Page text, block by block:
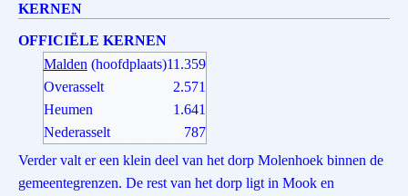
KERNEN
OFFICIËLE KERNEN
Malden (hoofdplaats)11.359
Overasselt
2.571
Heumen
1.641
Nederasselt
787
Verder valt er een klein deel van het dorp Molenhoek binnen de
gemeentegrenzen. De rest van het dorp ligt in Mook en